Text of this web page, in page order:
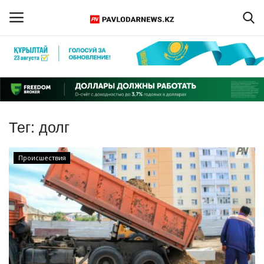
Регистрация
Главная
Обратная связь
ПАВЛОДАРСКАЯ ОБЛАСТЬ
КАЗАХСТАН
МИР
СПЕЦПРОЕКТЫ
Тег: долг
Происшествия